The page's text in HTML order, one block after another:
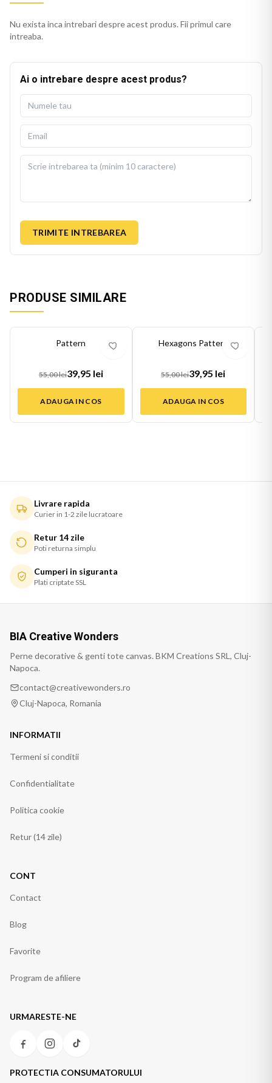
Nu exista inca intrebari despre acest produs. Fii primul care
intreaba.
Ai o intrebare despre acest produs?
TRIMITE INTREBAREA
PRODUSE SIMILARE
Pattern
55,00 lei39,95 lei
ADAUGA IN COS
Hexagons Pattern
55,00 lei39,95 lei
ADAUGA IN COS
Livrare rapida
Curier in 1-2 zile lucratoare
Retur 14 zile
Poti returna simplu
Cumperi in siguranta
Plati criptate SSL
BIA Creative Wonders
Perne decorative & genti tote canvas. BKM Creations SRL, Cluj-
Napoca.
contact@creativewonders.ro
Cluj-Napoca, Romania
INFORMATII
Termeni si conditii
Confidentialitate
Politica cookie
Retur (14 zile)
CONT
Contact
Blog
Favorite
Program de afiliere
URMARESTE-NE
PROTECTIA CONSUMATORULUI